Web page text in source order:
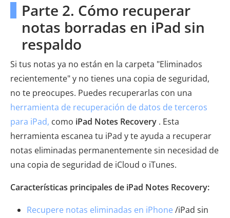
Parte 2. Cómo recuperar
notas borradas en iPad sin
respaldo
Si tus notas ya no están en la carpeta "Eliminados
recientemente" y no tienes una copia de seguridad,
no te preocupes. Puedes recuperarlas con una
herramienta de recuperación de datos de terceros
para iPad, como iPad Notes Recovery . Esta
herramienta escanea tu iPad y te ayuda a recuperar
notas eliminadas permanentemente sin necesidad de
una copia de seguridad de iCloud o iTunes.
Características principales de iPad Notes Recovery:
Recupere notas eliminadas en iPhone /iPad sin